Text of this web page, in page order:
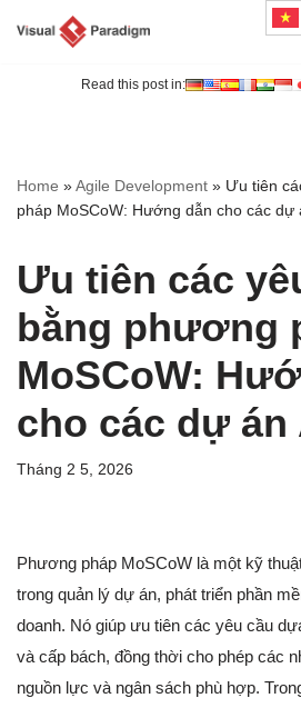
Read this post in:
Home »Agile Development » Ưu tiên
pháp MoSCoW: Hướng dẫn cho các dự
Ưu tiên các
bằng phương
MoSCoW:
cho các dự án
Tháng 2 5, 2026
Phương pháp MoSCoW là một kỹ
trong quản lý dự án, phát triển phần
doanh. Nó giúp ưu tiên các yêu cầu
và cấp bách, đồng thời cho phép các
nguồn lực và ngân sách phù hợp.